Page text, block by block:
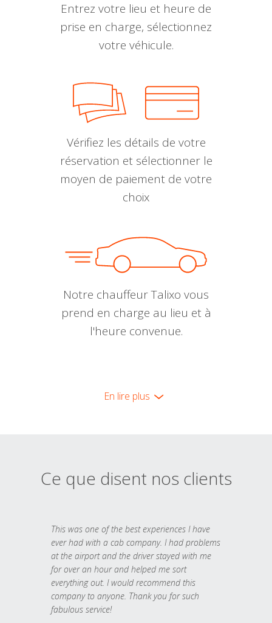
Entrez votre lieu et heure de
prise en charge, sélectionnez
votre véhicule.
Vérifiez les détails de votre
réservation et sélectionner le
moyen de paiement de votre
choix
Notre chauffeur Talixo vous
prend en charge au lieu et à
l'heure convenue.
En lire plus
Ce que disent nos clients
This was one of the best experiences I have
ever had with a cab company. I had problems
at the airport and the driver stayed with me
for over an hour and helped me sort
everything out. I would recommend this
company to anyone. Thank you for such
fabulous service!